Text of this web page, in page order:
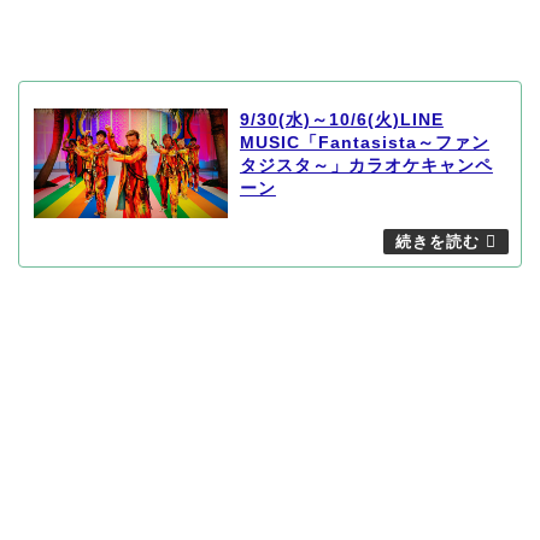
9/30(水)～10/6(火)LINE
MUSIC「Fantasista～ファン
タジスタ～」カラオケキャンペ
ーン